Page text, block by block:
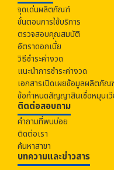
จุดเด่นผลิตภัณฑ์
ขั้นตอนการใช้บริการ
ตรวจสอบคุณสมบัติ
อัตราดอกเบี้ย
วิธีชำระค่างวด
แนะนำการชำระค่างวด
เอกสารเปิดเผยข้อมูลผลิตภัณ
ข้อกำหนดสัญญาสินเชื่อหมุนเวี
ติดต่อสอบถาม
คำถามที่พบบ่อย
ติดต่อเรา
ค้นหาสาขา
บทความและข่าวสาร